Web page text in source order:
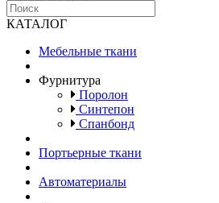
КАТАЛОГ
Мебельные ткани
Фурнитура
Поролон
Синтепон
Спанбонд
Портьерные ткани
Автоматериалы